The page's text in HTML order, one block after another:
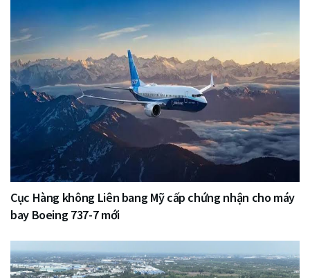
Cục Hàng không Liên bang Mỹ cấp chứng nhận cho máy
bay Boeing 737-7 mới